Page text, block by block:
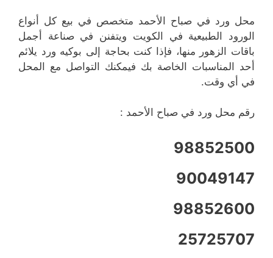
محل ورد في صباح الأحمد متخصص في بيع كل أنواع
الورود الطبيعية في الكويت ويتفنن في صناعة أجمل
باقات الزهور منها، فإذا كنت بحاجة إلى بوكيه ورد يلائم
أحد المناسبات الخاصة بك فيمكنك التواصل مع المحل
في أي وقت.
رقم محل ورد في صباح الأحمد :
98852500
90049147
98852600
25725707